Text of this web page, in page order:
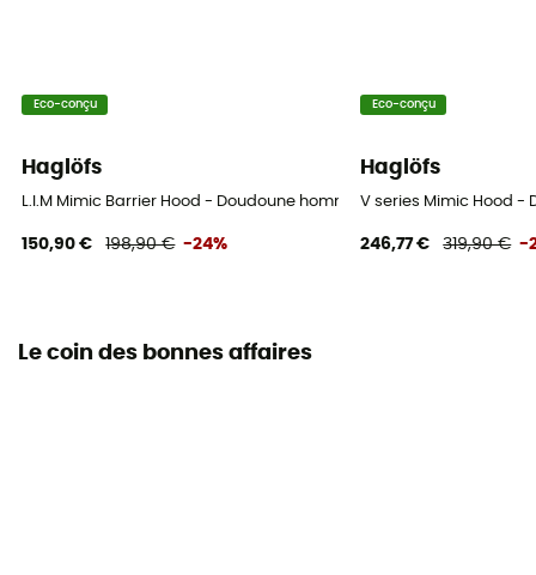
Eco-conçu
Haglöfs
L.I.M Mimic Barrier Hood - Doudoune homme
150,90 € 198,90 € -24%
Eco-conçu
Haglöfs
V series Mimic Hood -
246,77 € 319,90 € -
Le coin des bonnes affaires